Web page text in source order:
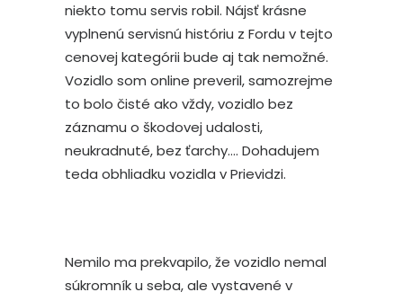
niekto tomu servis robil. Nájsť krásne
vyplnenú servisnú históriu z Fordu v tejto
cenovej kategórii bude aj tak nemožné.
Vozidlo som online preveril, samozrejme
to bolo čisté ako vždy, vozidlo bez
záznamu o škodovej udalosti,
neukradnuté, bez ťarchy…. Dohadujem
teda obhliadku vozidla v Prievidzi.
Nemilo ma prekvapilo, že vozidlo nemal
súkromník u seba, ale vystavené v